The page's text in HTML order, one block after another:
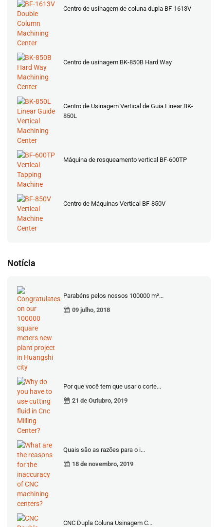
Centro de usinagem de coluna dupla BF-1613V
Centro de usinagem BK-850B Hard Way
Centro de Usinagem Vertical de Guia Linear BK-
850L
Máquina de rosqueamento vertical BF-600TP
Centro de Máquinas Vertical BF-850V
Notícia
Parabéns pelos nossos 100000 m²...
09 julho, 2018
Por que você tem que usar o corte...
21 de Outubro, 2019
Quais são as razões para o i...
18 de novembro, 2019
CNC Dupla Coluna Usinagem C...